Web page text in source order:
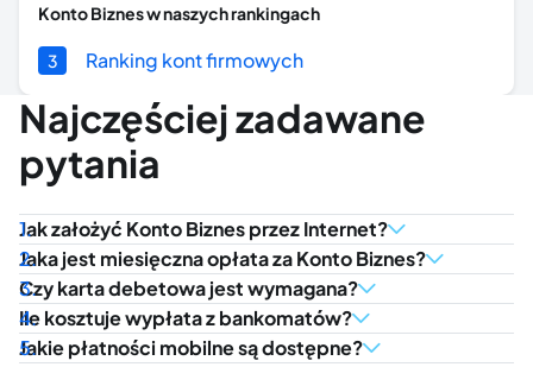
Konto Biznesw naszych rankingach
3 Ranking kont firmowych
Najczęściej zadawane
pytania
Jak założyć Konto Biznes przez Internet?
Jaka jest miesięczna opłata za Konto Biznes?
Czy karta debetowa jest wymagana?
Ile kosztuje wypłata z bankomatów?
Jakie płatności mobilne są dostępne?